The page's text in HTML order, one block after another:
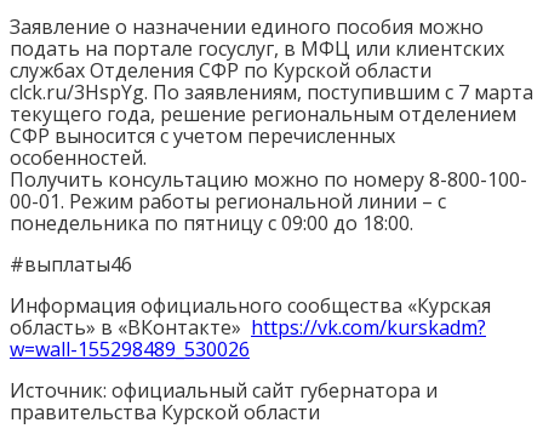
Заявление о назначении единого пособия можно
подать на портале госуслуг, в МФЦ или клиентских
службах Отделения СФР по Курской области
clck.ru/3HspYg. По заявлениям, поступившим с 7 марта
текущего года, решение региональным отделением
СФР выносится с учетом перечисленных
особенностей.
Получить консультацию можно по номеру 8-800-100-
00-01. Режим работы региональной линии – с
понедельника по пятницу с 09:00 до 18:00.
#выплаты46
Информация официального сообщества «Курская
область» в «ВКонтакте» https://vk.com/kurskadm?
w=wall-155298489_530026
Источник: официальный сайт губернатора и
правительства Курской области